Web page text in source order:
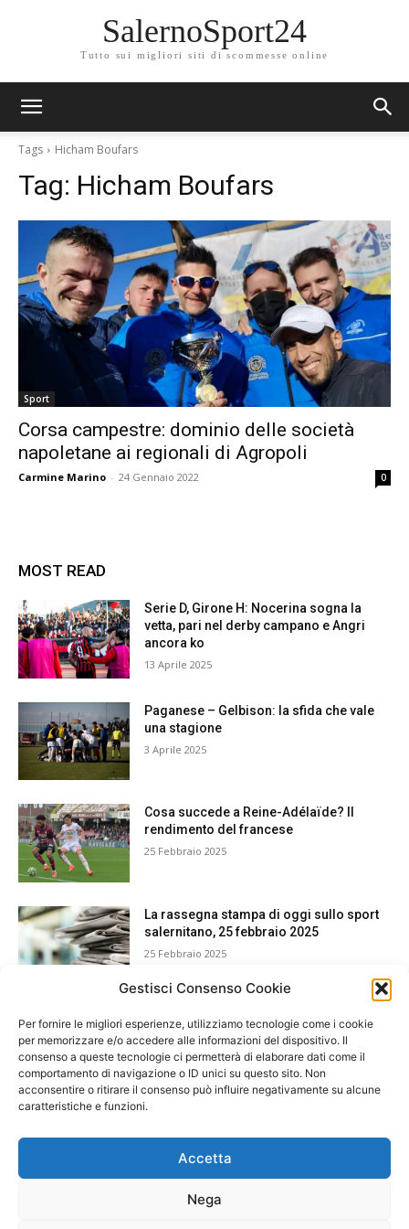
Gestisci Consenso Cookie
Per fornire le migliori esperienze, utilizziamo tecnologie come i cookie
per memorizzare e/o accedere alle informazioni del dispositivo. Il
consenso a queste tecnologie ci permetterà di elaborare dati come il
comportamento di navigazione o ID unici su questo sito. Non
acconsentire o ritirare il consenso può influire negativamente su alcune
caratteristiche e funzioni.
Accetta
Nega
SalernoSport24
Tutto sui migliori siti di scommesse online
Tags Hicham Boufars
Tag: Hicham Boufars
Sport
Corsa campestre: dominio delle società
napoletane ai regionali di Agropoli
Carmine Marino - 24 Gennaio 2022 0
MOST READ
Serie D, Girone H: Nocerina sogna la
vetta, pari nel derby campano e Angri
ancora ko
13 Aprile 2025
Paganese – Gelbison: la sfida che vale
una stagione
3 Aprile 2025
Cosa succede a Reine-Adélaïde? Il
rendimento del francese
25 Febbraio 2025
La rassegna stampa di oggi sullo sport
salernitano, 25 febbraio 2025
25 Febbraio 2025